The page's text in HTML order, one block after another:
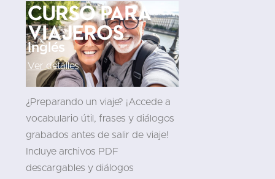
Curso para
viajeros
Inglés
Ver detalles
¿Preparando un viaje? ¡Accede a
vocabulario útil, frases y diálogos
grabados antes de salir de viaje!
Incluye archivos PDF
descargables y diálogos